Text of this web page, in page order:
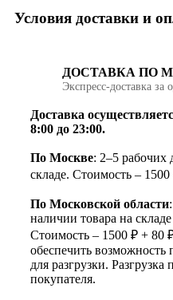
Условия доставки и
ДОСТАВКА ПО
Экспресс‑доставка за
Доставка
8:00 до 23:00.
По Москве: 2–5 рабочих
складе. Стоимость – 1500
По Московской области
наличии товара на
Стоимость – 1500 ₽ + 80
обеспечить возможность
для разгрузки.
покупателя.